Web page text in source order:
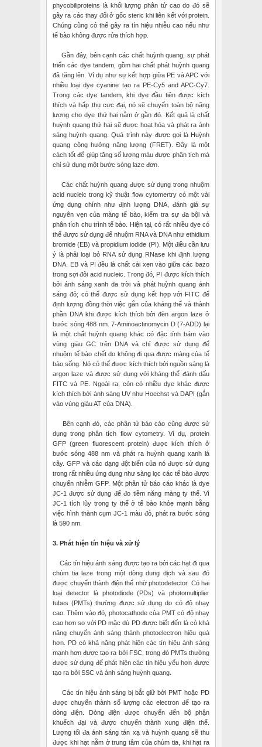
phycobiliproteins là khối lượng phân tử cao do đó sẽ
gây ra các thay đổi ở gốc steric khi liên kết với protein.
Chúng cũng có thể gây ra tín hiệu nhiễu cao nếu như
tế bào không được rửa thích hợp.
Gần đây, bên cạnh các chất huỳnh quang, sự phát
triển các dye tandem, gồm hai chất phát huỳnh quang
đã tăng lên. Ví dụ như sự kết hợp giữa PE và APC với
nhiều loại dye cyanine tạo ra PE-Cy5 and APC-Cy7.
Trong các dye tandem, khi dye đầu tiên được kích
thích và hấp thụ cực đại, nó sẽ chuyển toàn bộ năng
lượng cho dye thứ hai nằm ở gần đó. Kết quả là chất
huỳnh quang thứ hai sẽ được hoạt hóa và phát ra ánh
sáng huỳnh quang. Quá trình này được gọi là Huỳnh
quang cộng hưởng năng lượng (FRET). Đây là một
cách tốt để giúp tăng số lượng màu được phân tích mà
chỉ sử dụng một bước sóng laze đơn.
Các chất huỳnh quang được sử dụng trong nhuộm
acid nucleic trong kỹ thuật flow cytomertry có một vài
ứng dụng chính như định lượng DNA, đánh giá sự
nguyên vẹn của màng tế bào, kiểm tra sự đa bội và
phân tích chu trình tế bào. Hiện tại, có rất nhiều dye có
thể được sử dụng để nhuộm RNA và DNA như ethidium
bromide (EB) và propidium iodide (PI). Một điều cần lưu
ý là phải loại bỏ RNA sử dụng RNase khi định lượng
DNA. EB và PI đều là chất cài xen vào giữa các bazo
trong sợi đôi acid nucleic. Trong đó, PI được kích thích
bởi ánh sáng xanh da trời và phát huỳnh quang ánh
sáng đỏ; có thể được sử dụng kết hợp với FITC để
định lượng đồng thời việc gắn của kháng thể và thành
phần DNA khi được kích thích bởi đèn argon laze ở
bước sóng 488 nm. 7-Aminoactinomycin D (7-ADD) lại
là một chất huỳnh quang khác có đặc tính bám vào
vùng giàu GC trên DNA và chỉ được sử dụng để
nhuộm tế bào chết do không đi qua được màng của tế
bào sống. Nó có thể được kích thích bởi nguồn sáng là
argon laze và được sử dụng với kháng thể đánh dấu
FITC và PE. Ngoài ra, còn có nhiều dye khác được
kích thích bởi ánh sáng UV như Hoechst và DAPI (gắn
vào vùng giàu AT của DNA).
Bên cạnh đó, các phân tử báo cáo cũng được sử
dụng trong phân tích flow cytometry. Ví dụ, protein
GFP (green fluorescent protein) được kích thích ở
bước sóng 488 nm và phát ra huỳnh quang xanh lá
cây. GFP và các dạng đột biến của nó được sử dụng
trong rất nhiều ứng dụng như sàng lọc các tế bào được
chuyển nhiễm GFP. Một phân tử báo cáo khác là dye
JC-1 được sử dụng để đo tiềm năng màng ty thể. Vì
JC-1 tích lũy trong ty thể ở tế bào khỏe mạnh bằng
việc hình thành cụm JC-1 màu đỏ, phát ra bước sóng
là 590 nm.
3. Phát hiện tín hiệu và xử lý
Các tín hiệu ánh sáng được tạo ra bởi các hạt đi qua
chùm tia laze trong một dòng dung dịch và sau đó
được chuyển thành điện thế nhờ photodetector. Có hai
loại detector là photodiode (PDs) và photomultiplier
tubes (PMTs) thường được sử dụng do có độ nhạy
cao. Thêm vào đó, photocathode của PMT có độ nhạy
cao hơn so với PD mặc dù PD được biết đến là có khả
năng chuyển ánh sáng thành photoelectron hiệu quả
hơn. PD có khả năng phát hiện các tín hiệu ánh sáng
mạnh hơn được tạo ra bởi FSC, trong đó PMTs thường
được sử dụng để phát hiện các tín hiệu yếu hơn được
tạo ra bởi SSC và ánh sáng huỳnh quang.
Các tín hiệu ánh sáng bị bắt giữ bởi PMT hoặc PD
được chuyển thành số lượng các electron để tạo ra
dòng điện. Dòng điện được chuyển đến bộ phận
khuếch đại và được chuyển thành xung điện thế.
Lượng tối đa ánh sáng tán xạ và huỳnh quang sẽ thu
được khi hạt nằm ở trung tâm của chùm tia, khi hạt ra